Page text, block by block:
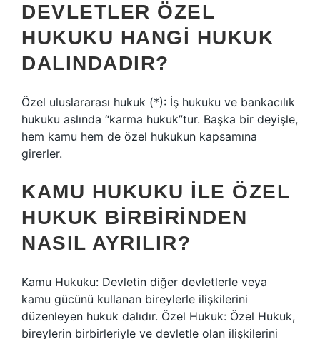
DEVLETLER ÖZEL
HUKUKU HANGI HUKUK
DALINDADIR?
Özel uluslararası hukuk (*): İş hukuku ve bankacılık
hukuku aslında “karma hukuk”tur. Başka bir deyişle,
hem kamu hem de özel hukukun kapsamına
girerler.
KAMU HUKUKU ILE ÖZEL
HUKUK BIRBIRINDEN
NASIL AYRILIR?
Kamu Hukuku: Devletin diğer devletlerle veya
kamu gücünü kullanan bireylerle ilişkilerini
düzenleyen hukuk dalıdır. Özel Hukuk: Özel Hukuk,
bireylerin birbirleriyle ve devletle olan ilişkilerini